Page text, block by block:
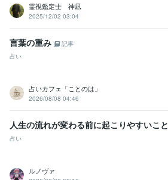
霊視鑑定士 神凪
2025/12/02 03:04
言葉の重み
記事
占い
占いカフェ「ことのは」
2026/08/08 04:46
人生の流れが変わる前に起こりやすいこと
占い
ルノヴァ